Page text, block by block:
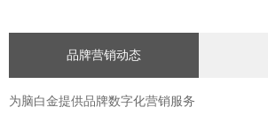
品牌营销动态
为脑白金提供品牌数字化营销服务